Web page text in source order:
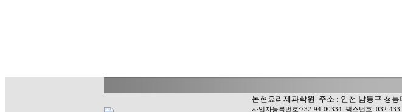
논현요리제과학원 주소 : 인천 남동구 청
사업자등록번호:732-94-00334 팩스번호: 032-